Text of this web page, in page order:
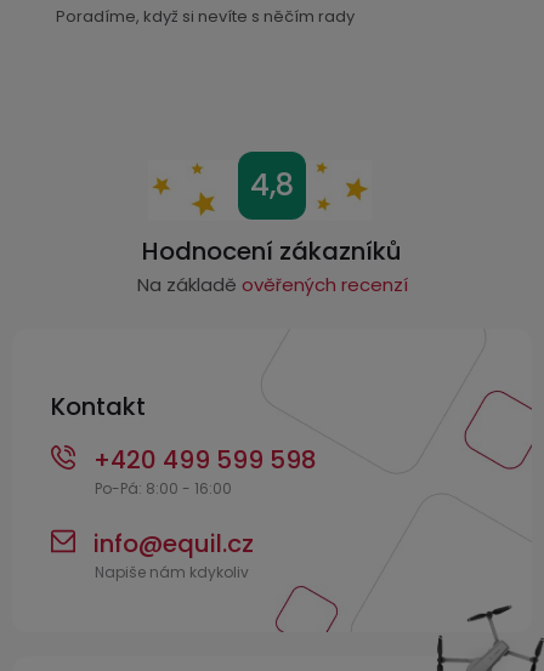
Poradíme, když si nevíte s něčím rady
4,8
Hodnocení zákazníků
Na základě ověřených recenzí
Kontakt
info@equil.cz
+420 499 599 598